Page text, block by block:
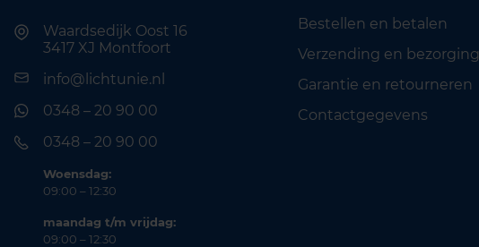
Waardsedijk Oost 16
3417 XJ Montfoort
info@lichtunie.nl
0348 – 20 90 00
0348 – 20 90 00
Woensdag:
09:00 – 12:30
maandag t/m vrijdag:
09:00 – 12:30
Bestellen en betalen
Verzending en bezorging
Garantie en retourneren
Contactgegevens